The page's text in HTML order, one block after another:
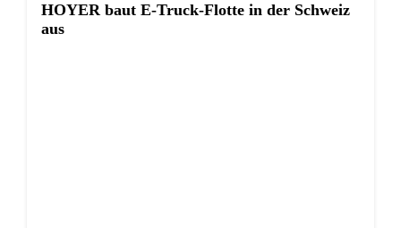
HOYER baut E-Truck-Flotte in der Schweiz
aus